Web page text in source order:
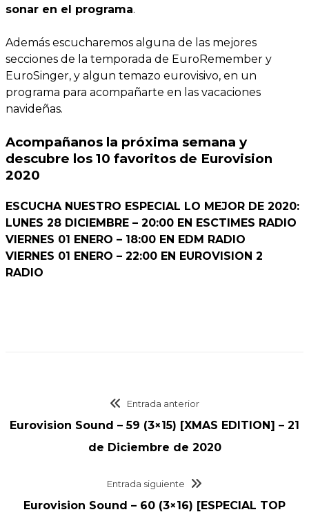
sonar en el programa.
Además escucharemos alguna de las mejores
secciones de la temporada de EuroRemember y
EuroSinger, y algun temazo eurovisivo, en un
programa para acompañarte en las vacaciones
navideñas.
Acompañanos la próxima semana y
descubre los 10 favoritos de Eurovision
2020
ESCUCHA NUESTRO ESPECIAL LO MEJOR DE 2020:
LUNES 28 DICIEMBRE – 20:00 EN ESCTIMES RADIO
VIERNES 01 ENERO – 18:00 EN EDM RADIO
VIERNES 01 ENERO – 22:00 EN EUROVISION 2
RADIO
Entrada anterior
Eurovision Sound – 59 (3×15) [XMAS EDITION] – 21
de Diciembre de 2020
Entrada siguiente
Eurovision Sound – 60 (3×16) [ESPECIAL TOP